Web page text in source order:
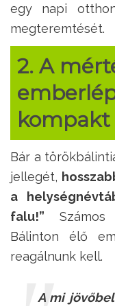
egy napi
megteremtését.
2. A
kompakt
Bár a
jellegét,
a
falu!” Számos
Bálinton élő
reagálnunk kell.
A mi